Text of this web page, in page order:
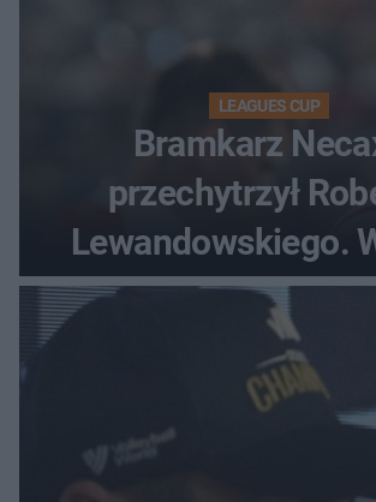
LEAGUES CUP
Bramkarz
przechytrzył
Lewandowskiego.
krąży wideo z tego